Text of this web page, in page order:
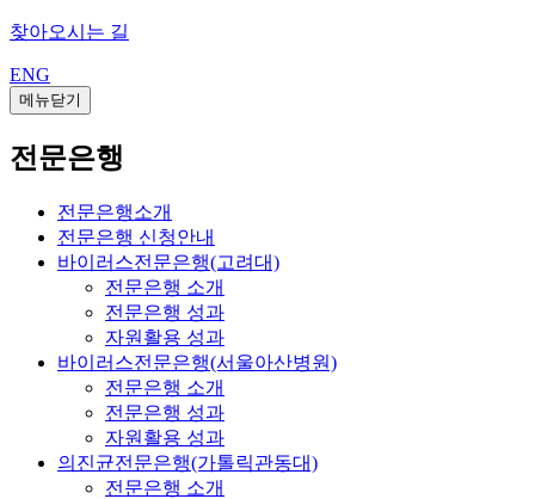
찾아오시는 길
ENG
메뉴닫기
전문은행
전문은행소개
전문은행 신청안내
바이러스전문은행(고려대)
전문은행 소개
전문은행 성과
자원활용 성과
바이러스전문은행(서울아산병원)
전문은행 소개
전문은행 성과
자원활용 성과
의진균전문은행(가톨릭관동대)
전문은행 소개